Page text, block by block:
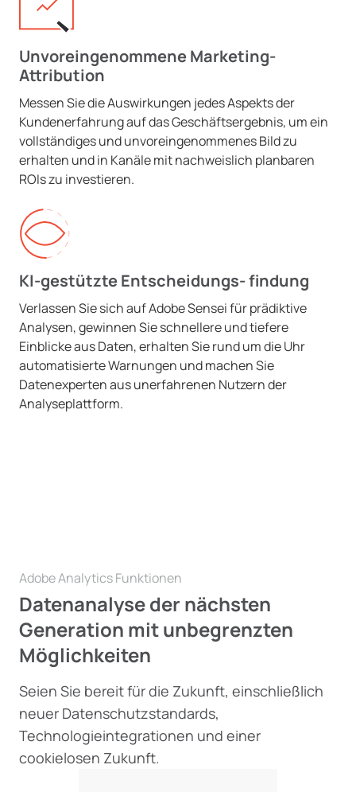
Unvoreingenommene Marketing-
Attribution
Messen Sie die Auswirkungen jedes Aspekts der
Kundenerfahrung auf das Geschäftsergebnis, um ein
vollständiges und unvoreingenommenes Bild zu
erhalten und in Kanäle mit nachweislich planbaren
ROIs zu investieren.
KI-gestützte Entscheidungs- findung
Verlassen Sie sich auf Adobe Sensei für prädiktive
Analysen, gewinnen Sie schnellere und tiefere
Einblicke aus Daten, erhalten Sie rund um die Uhr
automatisierte Warnungen und machen Sie
Datenexperten aus unerfahrenen Nutzern der
Analyseplattform.
Adobe Analytics Funktionen
Datenanalyse der nächsten
Generation mit unbegrenzten
Möglichkeiten
Seien Sie bereit für die Zukunft, einschließlich
neuer Datenschutzstandards,
Technologieintegrationen und einer
cookielosen Zukunft.